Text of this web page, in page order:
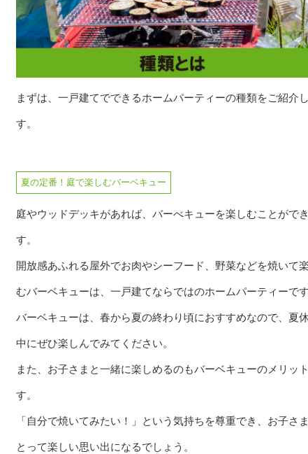
まずは、一戸建てでできるホームパーティーの種類をご紹介
す。
夏の定番！庭で楽しむバーベキュー
庭やウッドデッキがあれば、バーべキューを楽しむことがで
す。
開放感あふれる屋外でお肉やシーフード、野菜などを焼いて
むバーベキューは、一戸建てならではのホームパーティーです
バーベキューは、春から夏の終わり頃におすすめなので、夏
中にぜひ楽しんでみてください。
また、お子さまと一緒に楽しめるのもバーベキューのメリッ
す。
「自分で焼いてみたい！」という気持ちを尊重でき、お子さ
とって楽しい思い出になるでしょう。